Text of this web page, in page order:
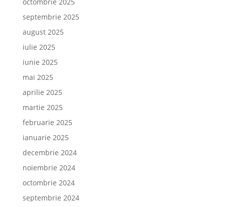
septembrie 2025
august 2025
iulie 2025
iunie 2025
mai 2025
aprilie 2025
martie 2025
februarie 2025
ianuarie 2025
decembrie 2024
noiembrie 2024
octombrie 2024
septembrie 2024